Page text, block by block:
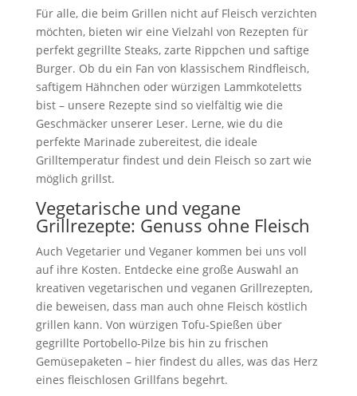
Für alle, die beim Grillen nicht auf Fleisch verzichten
möchten, bieten wir eine Vielzahl von Rezepten für
perfekt gegrillte Steaks, zarte Rippchen und saftige
Burger. Ob du ein Fan von klassischem Rindfleisch,
saftigem Hähnchen oder würzigen Lammkoteletts
bist – unsere Rezepte sind so vielfältig wie die
Geschmäcker unserer Leser. Lerne, wie du die
perfekte Marinade zubereitest, die ideale
Grilltemperatur findest und dein Fleisch so zart wie
möglich grillst.
Vegetarische und vegane
Grillrezepte: Genuss ohne Fleisch
Auch Vegetarier und Veganer kommen bei uns voll
auf ihre Kosten. Entdecke eine große Auswahl an
kreativen vegetarischen und veganen Grillrezepten,
die beweisen, dass man auch ohne Fleisch köstlich
grillen kann. Von würzigen Tofu-Spießen über
gegrillte Portobello-Pilze bis hin zu frischen
Gemüsepaketen – hier findest du alles, was das Herz
eines fleischlosen Grillfans begehrt.